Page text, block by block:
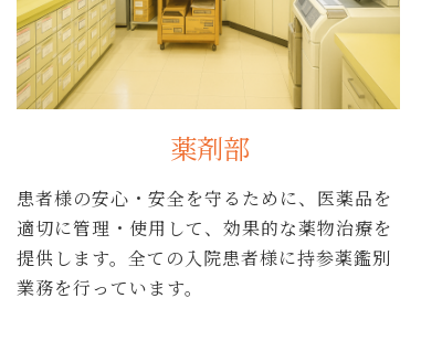
薬剤部
患者様の安心・安全を守るために、医薬品を
適切に管理・使用して、効果的な薬物治療を
提供します。全ての入院患者様に持参薬鑑別
業務を行っています。